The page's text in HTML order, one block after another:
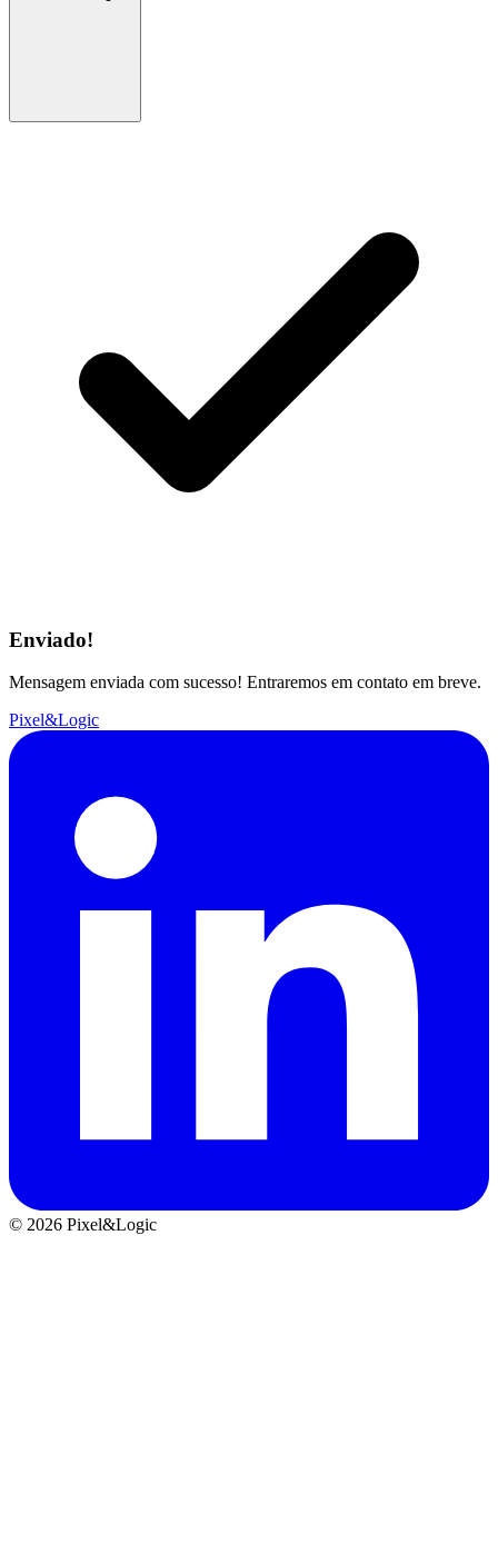
Enviado!
Mensagem enviada com sucesso! Entraremos em contato em breve.
Pixel&Logic
© 2026 Pixel&Logic